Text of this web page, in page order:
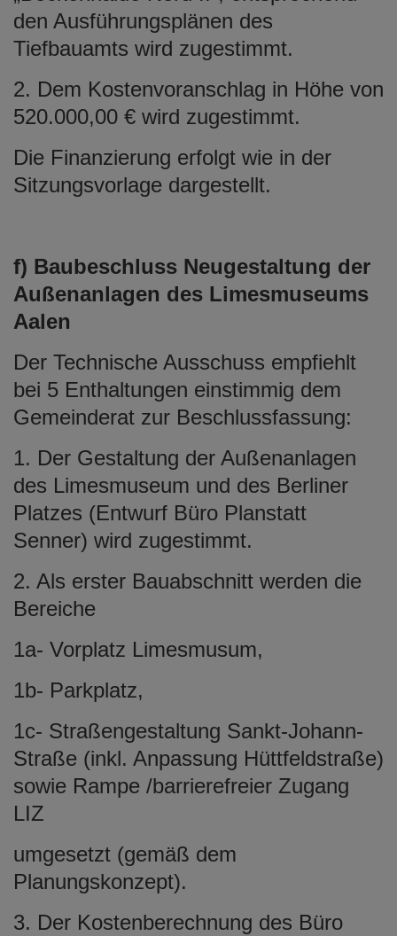
den Ausführungsplänen des
Tiefbauamts wird zugestimmt.
2. Dem Kostenvoranschlag in Höhe von
520.000,00 € wird zugestimmt.
Die Finanzierung erfolgt wie in der
Sitzungsvorlage dargestellt.
f) Baubeschluss Neugestaltung der
Außenanlagen des Limesmuseums
Aalen
Der Technische Ausschuss empfiehlt
bei 5 Enthaltungen einstimmig dem
Gemeinderat zur Beschlussfassung:
1. Der Gestaltung der Außenanlagen
des Limesmuseum und des Berliner
Platzes (Entwurf Büro Planstatt
Senner) wird zugestimmt.
2. Als erster Bauabschnitt werden die
Bereiche
1a- Vorplatz Limesmusum,
1b- Parkplatz,
1c- Straßengestaltung Sankt-Johann-
Straße (inkl. Anpassung Hüttfeldstraße)
sowie Rampe /barrierefreier Zugang
LIZ
umgesetzt (gemäß dem
Planungskonzept).
3. Der Kostenberechnung des Büro